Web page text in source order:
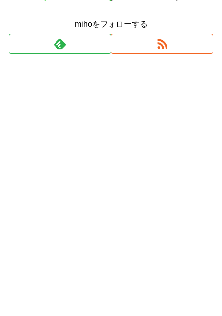
mihoをフォローする